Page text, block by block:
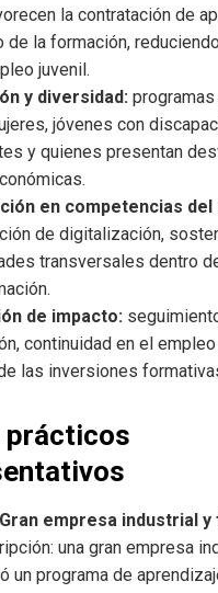
la contratación de
de la formación,
juvenil.
y diversidad:
jóvenes con
y quienes presentan
en competencias del
de digitalización,
transversales dentro
de impacto:
continuidad en el
las inversiones
prácticos
empresa industrial
una gran empresa
un programa de